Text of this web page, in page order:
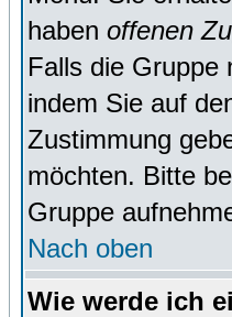
haben offenen
Falls die Gruppe
indem Sie auf
Zustimmung
möchten. Bitte
Gruppe
Nach oben
Wie werde ich